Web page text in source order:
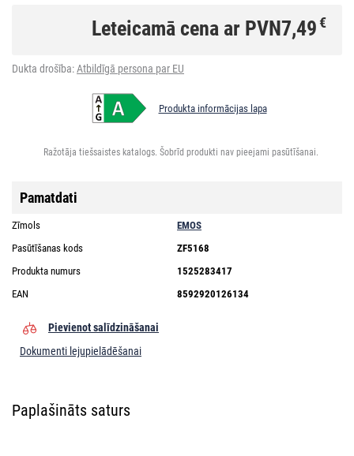
Leteicamā cena ar PVN7,49€
Dukta drošība:Atbildīgā persona par EU
Produkta informācijas lapa
Ražotāja tiešsaistes katalogs. Šobrīd produkti nav pieejami pasūtīšanai.
Pamatdati
Zīmols
EMOS
Pasūtīšanas kods
ZF5168
Produkta numurs
1525283417
EAN
8592920126134
Pievienot salīdzināšanai
Dokumenti lejupielādēšanai
Paplašināts saturs